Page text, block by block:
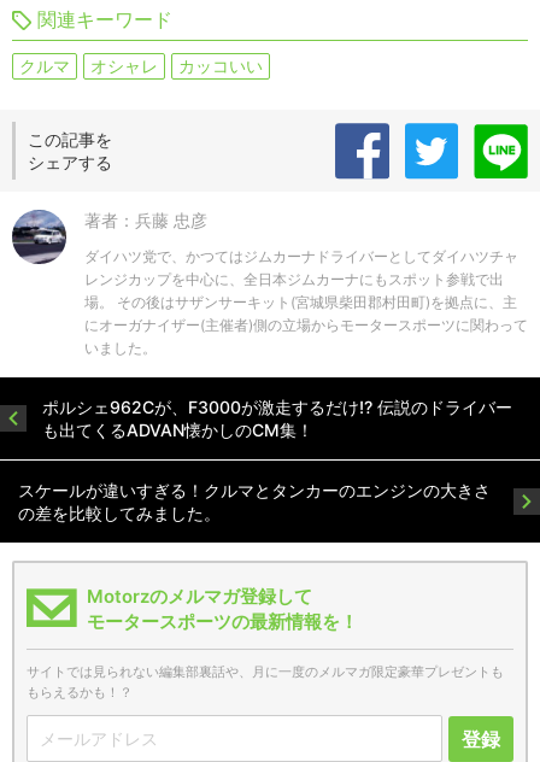
関連キーワード
クルマ オシャレ カッコいい
この記事を
シェアする
著者：兵藤 忠彦
ダイハツ党で、かつてはジムカーナドライバーとしてダイハツチャ
レンジカップを中心に、全日本ジムカーナにもスポット参戦で出
場。 その後はサザンサーキット(宮城県柴田郡村田町)を拠点に、主
にオーガナイザー(主催者)側の立場からモータースポーツに関わって
いました。
ポルシェ962Cが、F3000が激走するだけ!? 伝説のドライバー
も出てくるADVAN懐かしのCM集！
スケールが違いすぎる！クルマとタンカーのエンジンの大きさ
の差を比較してみました。
Motorzのメルマガ登録して
モータースポーツの最新情報を！
サイトでは見られない編集部裏話や、月に一度のメルマガ限定豪華プレゼントも
もらえるかも！？
登録